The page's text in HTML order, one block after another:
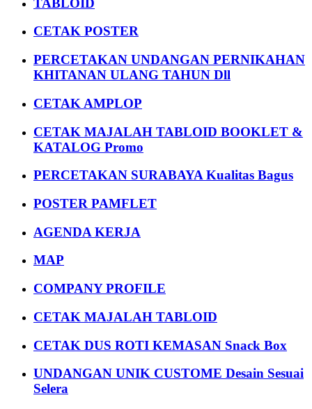
CETAK POSTER
PERCETAKAN UNDANGAN PERNIKAHAN
KHITANAN ULANG TAHUN Dll
CETAK AMPLOP
CETAK MAJALAH TABLOID BOOKLET &
KATALOG Promo
PERCETAKAN SURABAYA Kualitas Bagus
POSTER PAMFLET
AGENDA KERJA
MAP
COMPANY PROFILE
CETAK MAJALAH TABLOID
CETAK DUS ROTI KEMASAN Snack Box
UNDANGAN UNIK CUSTOME Desain Sesuai
Selera